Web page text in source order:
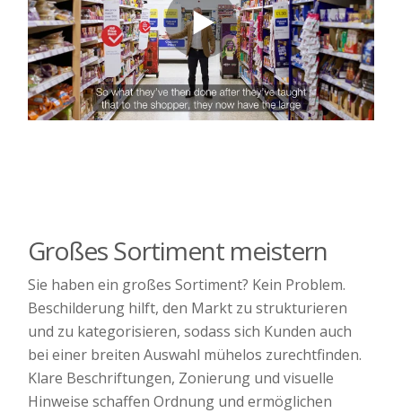
Großes Sortiment meistern
Sie haben ein großes Sortiment? Kein Problem.
Beschilderung hilft, den Markt zu strukturieren
und zu kategorisieren, sodass sich Kunden auch
bei einer breiten Auswahl mühelos zurechtfinden.
Klare Beschriftungen, Zonierung und visuelle
Hinweise schaffen Ordnung und ermöglichen